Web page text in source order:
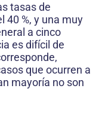
tasas de
40 %, y una muy
a cinco
es difícil de
que ocurren a
mayoría no son